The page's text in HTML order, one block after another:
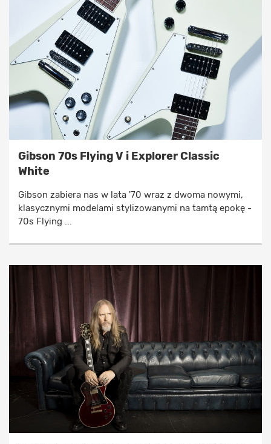
Gibson 70s Flying V i Explorer Classic
White
Gibson zabiera nas w lata '70 wraz z dwoma nowymi,
klasycznymi modelami stylizowanymi na tamtą epokę -
70s Flying ...